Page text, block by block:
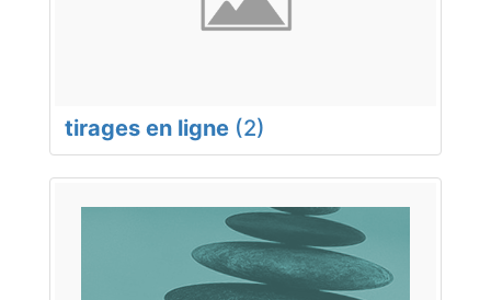
tirages en ligne (2)